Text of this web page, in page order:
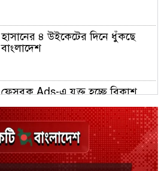
হাসানের ৪ উইকেটের দিনে ধুঁকছে
বাংলাদেশ
ফেসবুক Ads-এ যুক্ত হচ্ছে বিকাশ
বিয়ে ভাঙার গুঞ্জনে মুখ খুললেন রণজয়